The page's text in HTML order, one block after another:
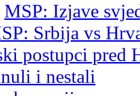
MSP: Izjave
Srbija vs
postupci pred
i nestali